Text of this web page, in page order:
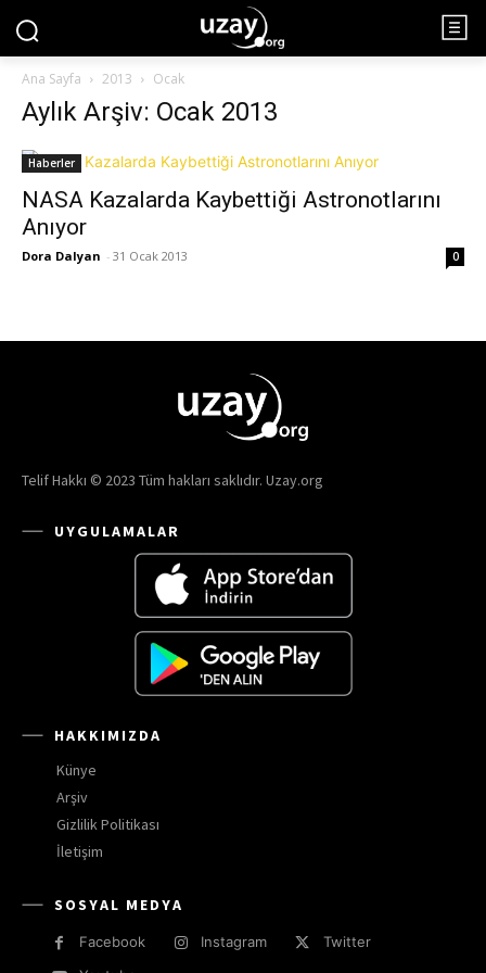
Ana Sayfa 2013 Ocak
Aylık Arşiv: Ocak 2013
Haberler
NASA Kazalarda Kaybettiği Astronotlarını
Anıyor
Dora Dalyan - 31 Ocak 2013 0
Telif Hakkı © 2023 Tüm hakları saklıdır. Uzay.org
UYGULAMALAR
HAKKIMIZDA
Künye
Arşiv
Gizlilik Politikası
İletişim
SOSYAL MEDYA
Facebook Instagram
Twitter